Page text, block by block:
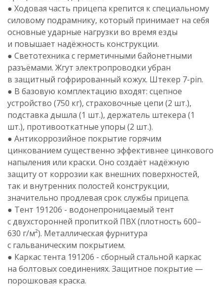
● Ходовая часть прицепа крепится к специальному
силовому подрамнику, который принимает на себя
основные ударные нагрузки во время езды
и повышает надёжность конструкции.
● Светотехника с герметичными байонетными
разъёмами. Жгут электропроводки убран
в защитный гофрированный кожух. Штекер 7-pin.
● В базовую комплектацию входят: сцепное
устройство (750 кг), страховочные цепи (2 шт.),
подставка дышла (1 шт.), держатель штекера (1
шт.), противооткатные упоры (2 шт.).
● Антикоррозийное покрытие горячим
цинкованием существенно эффективнее цинкового
напыления или краски. Оно создаёт надёжную
защиту от коррозии как внешних поверхностей,
так и внутренних полостей конструкции,
значительно продлевая срок службы прицепа.
● Тент 191206 - водонепроницаемый тент
с двухсторонней пропиткой ПВХ (плотность 600–
630 г/м²). Металлическая фурнитура
с гальваническим покрытием.
● Каркас тента 191206 - сборный стальной каркас
на болтовых соединениях. Защитное покрытие —
порошковая краска.